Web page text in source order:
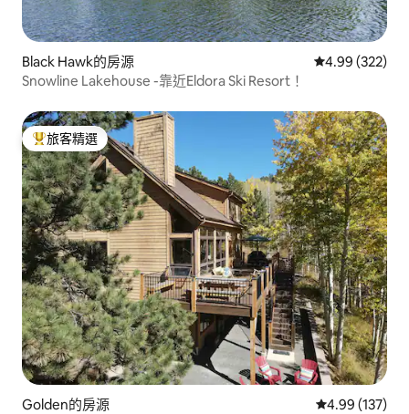
Black Hawk的房源 從 322 則評價
4.99 (322)
Snowline Lakehouse -靠近Eldora Ski Resort！
旅客精選榜首
旅客精選
Golden的房源 從 137 則評價
4.99 (137)